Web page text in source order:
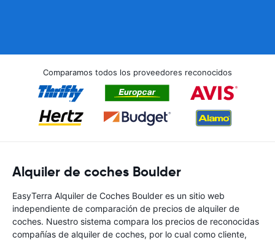
Comparamos todos los proveedores reconocidos
Alquiler de coches Boulder
EasyTerra Alquiler de Coches Boulder es un sitio web
independiente de comparación de precios de alquiler de
coches. Nuestro sistema compara los precios de reconocidas
compañías de alquiler de coches, por lo cual como cliente,